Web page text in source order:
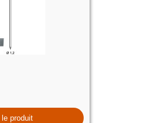
le produit